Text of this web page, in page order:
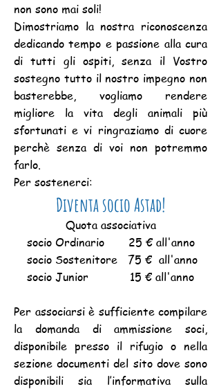
non sono mai soli!
Dimostriamo la nostra riconoscenza
dedicando tempo e passione alla cura
di tutti gli ospiti, senza il Vostro
sostegno tutto il nostro impegno non
basterebbe, vogliamo rendere
migliore la vita degli animali più
sfortunati e vi ringraziamo di cuore
perchè senza di voi non potremmo
farlo.
Per sostenerci:
Diventa socio Astad!
Quota associativa
socio Ordinario 25 € all'anno
socio Sostenitore 75 € all'anno
socio Junior 15 € all'anno
Per associarsi è sufficiente compilare
la domanda di ammissione soci,
disponibile presso il rifugio o nella
sezione documenti del sito dove sono
disponibili sia l’informativa sulla